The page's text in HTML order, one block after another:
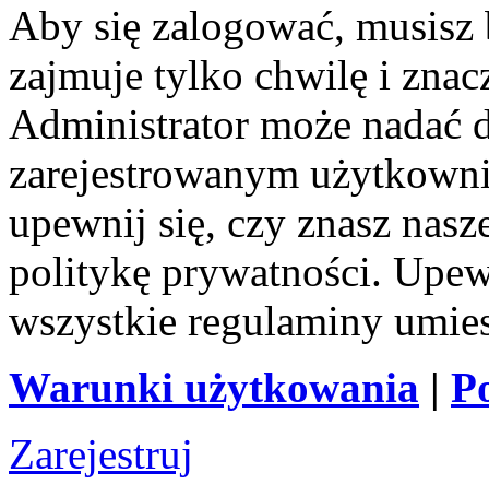
Aby się zalogować,
zajmuje tylko chwilę i
Administrator może nadać
zarejestrowanym
upewnij się, czy znasz
politykę prywatności.
wszystkie regulaminy
Warunki użytkowania |
Zarejestruj